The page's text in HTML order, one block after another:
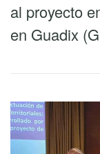
al proyecto
en Guadix